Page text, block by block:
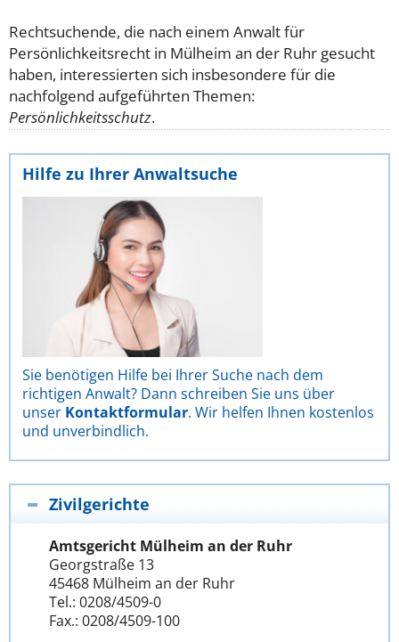
Rechtsuchende, die nach einem Anwalt für
Persönlichkeitsrecht in Mülheim an der Ruhr gesucht
haben, interessierten sich insbesondere für die
nachfolgend aufgeführten Themen:
Persönlichkeitsschutz.
Hilfe zu Ihrer Anwaltsuche
Sie benötigen Hilfe bei Ihrer Suche nach dem
richtigen Anwalt? Dann schreiben Sie uns über
unser Kontaktformular. Wir helfen Ihnen kostenlos
und unverbindlich.
Zivilgerichte
Amtsgericht Mülheim an der Ruhr
Georgstraße 13
45468 Mülheim an der Ruhr
Tel.: 0208/4509-0
Fax.: 0208/4509-100